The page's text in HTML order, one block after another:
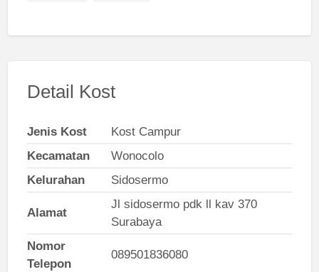
Detail Kost
Jenis Kost
Kost Campur
Kecamatan
Wonocolo
Kelurahan
Sidosermo
Alamat
Jl sidosermo pdk ll kav 370
Surabaya
Nomor
Telepon
089501836080